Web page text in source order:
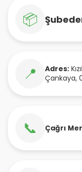
📦
📍 Adres:
Çankaya,
📞 Çağrı